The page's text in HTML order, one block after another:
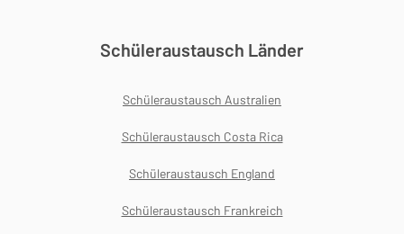
Schüleraustausch Länder
Schüleraustausch Australien
Schüleraustausch Costa Rica
Schüleraustausch England
Schüleraustausch Frankreich